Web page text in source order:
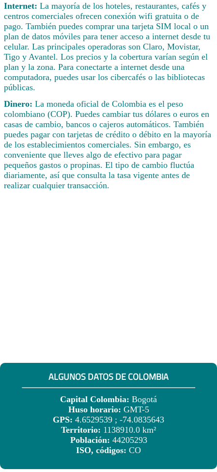
Internet: La mayoría de los hoteles, restaurantes, cafés y
centros comerciales ofrecen conexión wifi gratuita o de
pago. También puedes comprar una tarjeta SIM local o un
plan de datos móviles para tener acceso a internet desde tu
celular. Las principales operadoras son Claro, Movistar,
Tigo y Avantel. Los precios y la cobertura varían según el
plan y la zona. Para conectarte a internet desde una
computadora, puedes usar los cibercafés o las bibliotecas
públicas.
Dinero: La moneda oficial de Colombia es el peso
colombiano (COP). Puedes cambiar tus dólares o euros en
casas de cambio, bancos o cajeros automáticos. También
puedes pagar con tarjetas de crédito o débito en la mayoría
de los establecimientos comerciales. Sin embargo, es
conveniente que lleves algo de efectivo para pagar
pequeños gastos o propinas. El tipo de cambio fluctúa
diariamente, así que consulta la tasa vigente antes de
realizar cualquier transacción.
ALGUNOS DATOS DE COLOMBIA
Capital Colombia: Bogotá
Huso horario: GMT-5
GPS: 4.6529539 ; -74.0835643
Territorio: 1138910.0 km²
Población: 44205293
ISO, códigos: CO